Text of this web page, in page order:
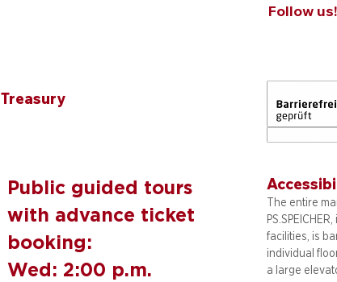
Treasury
Public guided tours
with advance ticket
booking:
Wed: 2:00 p.m.
Follow
The entire
facilities, is
individual
a large